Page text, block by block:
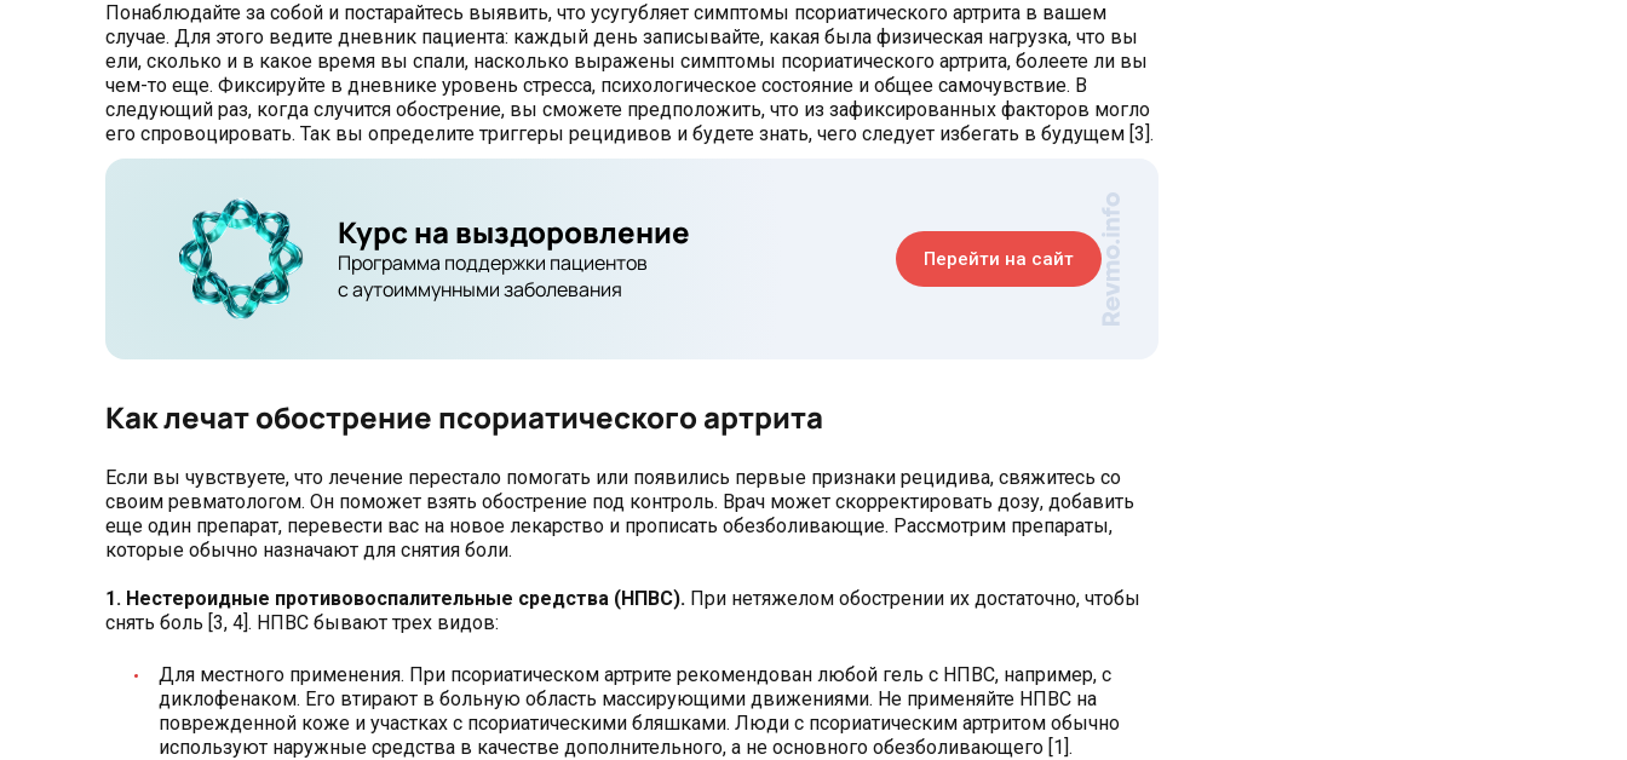
Понаблюдайте за собой и постарайтесь выявить, что усугубляет симптомы псориатического артрита в вашем
случае. Для этого ведите дневник пациента: каждый день записывайте, какая была физическая нагрузка, что вы
ели, сколько и в какое время вы спали, насколько выражены симптомы псориатического артрита, болеете ли вы
чем-то еще. Фиксируйте в дневнике уровень стресса, психологическое состояние и общее самочувствие. В
следующий раз, когда случится обострение, вы сможете предположить, что из зафиксированных факторов могло
его спровоцировать. Так вы определите триггеры рецидивов и будете знать, чего следует избегать в будущем [3].
Курс на выздоровление
Программа поддержки пациентов
с аутоиммунными заболевания
Перейти на сайт
Как лечат обострение псориатического артрита
Если вы чувствуете, что лечение перестало помогать или появились первые признаки рецидива, свяжитесь со
своим ревматологом. Он поможет взять обострение под контроль. Врач может скорректировать дозу, добавить
еще один препарат, перевести вас на новое лекарство и прописать обезболивающие. Рассмотрим препараты,
которые обычно назначают для снятия боли.
1. Нестероидные противовоспалительные средства (НПВС). При нетяжелом обострении их достаточно, чтобы
снять боль [3, 4]. НПВС бывают трех видов:
Для местного применения. При псориатическом артрите рекомендован любой гель с НПВС, например, с
диклофенаком. Его втирают в больную область массирующими движениями. Не применяйте НПВС на
поврежденной коже и участках с псориатическими бляшками. Люди с псориатическим артритом обычно
используют наружные средства в качестве дополнительного, а не основного обезболивающего [1].